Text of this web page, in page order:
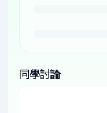
同學討論